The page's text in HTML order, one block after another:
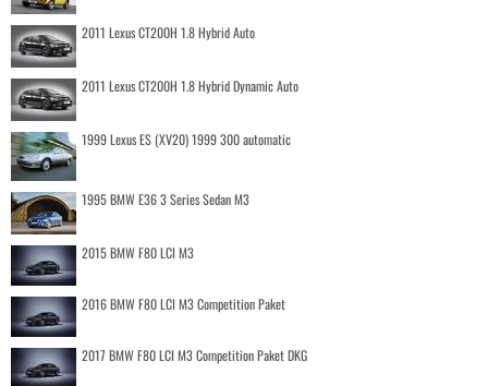
2011 Lexus CT200H 1.8 Hybrid Auto
2011 Lexus CT200H 1.8 Hybrid Dynamic Auto
1999 Lexus ES (XV20) 1999 300 automatic
1995 BMW E36 3 Series Sedan M3
2015 BMW F80 LCI M3
2016 BMW F80 LCI M3 Competition Paket
2017 BMW F80 LCI M3 Competition Paket DKG